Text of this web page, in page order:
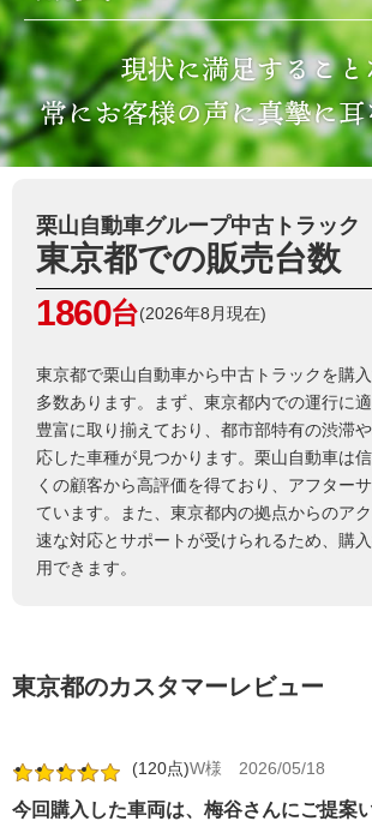
栗山自動車グループ中古トラック
東京都での販売台数
1860台(2026年8月現在)
東京都で栗山自動車から中古トラックを購
多数あります。まず、東京都内での運行に
豊富に取り揃えており、都市部特有の渋滞
応した車種が見つかります。栗山自動車は
くの顧客から高評価を得ており、アフター
ています。また、東京都内の拠点からのア
速な対応とサポートが受けられるため、購
用できます。
東京都のカスタマーレビュー
(120点)W様 2026/05/18
今回購入した車両は、梅谷さんにご提案